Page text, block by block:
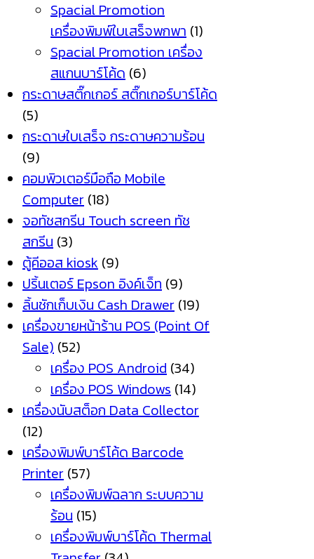
Spacial Promotion
เครื่องพิมพ์ใบเสร็จพกพา (1)
Spacial Promotion เครื่อง
สแกนบาร์โค้ด (6)
กระดาษสติ๊กเกอร์ สติ๊กเกอร์บาร์โค้ด
(5)
กระดาษใบเสร็จ กระดาษความร้อน
(9)
คอมพิวเตอร์มือถือ Mobile
Computer (18)
จอทัชสกรีน Touch screen ทัช
สกรีน (3)
ตู้คีออส kiosk (9)
ปริ้นเตอร์ Epson อิงค์เจ็ท (9)
ลิ้นชักเก็บเงิน Cash Drawer (19)
เครื่องขายหน้าร้าน POS (Point Of
Sale) (52)
เครื่อง POS Android (34)
เครื่อง POS Windows (14)
เครื่องนับสต็อก Data Collector
(12)
เครื่องพิมพ์บาร์โค้ด Barcode
Printer (57)
เครื่องพิมพ์ฉลาก ระบบความ
ร้อน (15)
เครื่องพิมพ์บาร์โค้ด Thermal